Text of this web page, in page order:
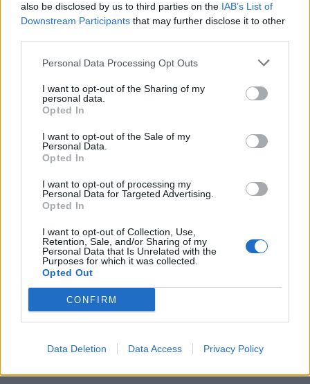
also be disclosed by us to third parties on the IAB’s List of
Downstream Participants that may further disclose it to other
Personal Data Processing Opt Outs
I want to opt-out of the Sharing of my
personal data.
Opted In
I want to opt-out of the Sale of my
Personal Data.
Opted In
I want to opt-out of processing my
Personal Data for Targeted Advertising.
Opted In
I want to opt-out of Collection, Use,
Retention, Sale, and/or Sharing of my
Personal Data that Is Unrelated with the
Purposes for which it was collected.
Opted Out
CONFIRM
Data Deletion Data Access Privacy Policy
Artigo anterior
eleito presidente em lista
Próximo artigo
está de volta
solidário em Valpaços